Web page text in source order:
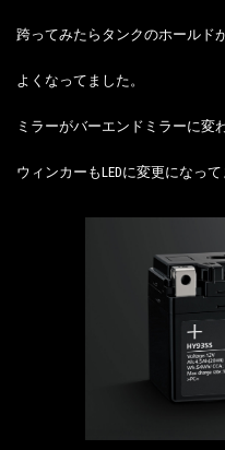
跨ってみたらタンクのホールド
よくなってました。
ミラーがバーエンドミラーに変
ウィンカーもLEDに変更になって